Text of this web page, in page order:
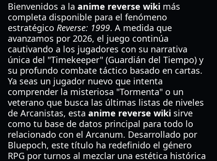
Bienvenidos a la anime reverse wiki más
completa disponible para el fenómeno
estratégico Reverse: 1999. A medida que
avanzamos por 2026, el juego continúa
cautivando a los jugadores con su narrativa
única del "Timekeeper" (Guardián del Tiempo) y
su profundo combate táctico basado en cartas.
Ya seas un jugador nuevo que intenta
comprender la misteriosa "Tormenta" o un
veterano que busca las últimas listas de niveles
de Arcanistas, esta anime reverse wiki sirve
como tu base de datos principal para todo lo
relacionado con el Arcanum. Desarrollado por
Bluepoch, este título ha redefinido el género
RPG por turnos al mezclar una estética histórica